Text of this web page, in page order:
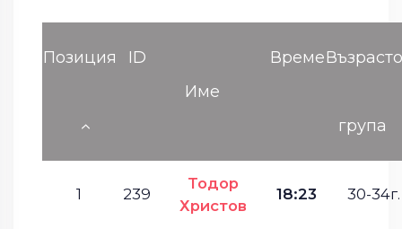
Позиция
ID
Име
Време
група
1 239
Тодор
Христов
18:23 30-34г.